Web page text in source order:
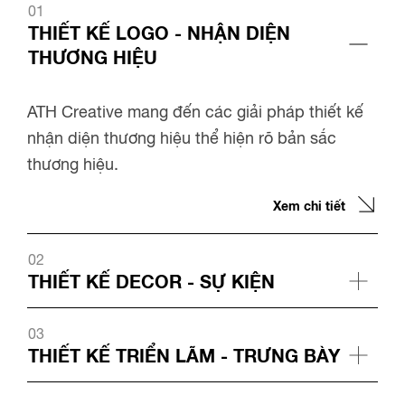
01
THIẾT KẾ LOGO - NHẬN DIỆN
THƯƠNG HIỆU
ATH Creative mang đến các giải pháp thiết kế
nhận diện thương hiệu thể hiện rõ bản sắc
thương hiệu.
Xem chi tiết
02
THIẾT KẾ DECOR - SỰ KIỆN
03
THIẾT KẾ TRIỂN LÃM - TRƯNG BÀY